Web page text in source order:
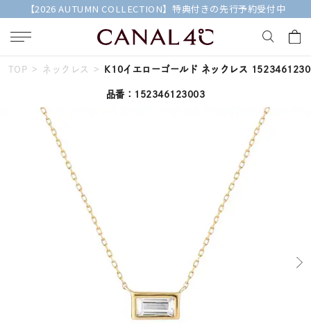
【2026 AUTUMN COLLECTION】特典付きの先行予約受付中
キーワードで検索する
人気検索キーワード
#summer #ダイヤモンド ネックレス
TOP ネックレス K10イエローゴールド ネックレス
品番：152346123003